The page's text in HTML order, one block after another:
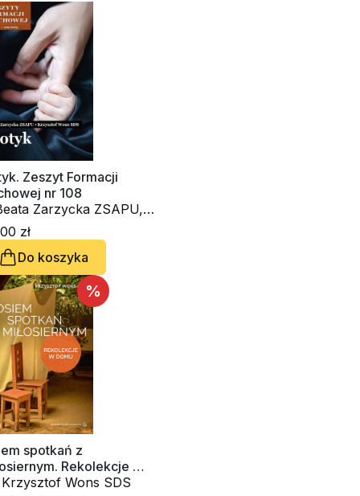
Zeszyt Formacji
nr 108
Zarzycka ZSAPU,
Wons SDS
zł
Do koszyka
%
spotkań z
Rekolekcje w
Wons SDS